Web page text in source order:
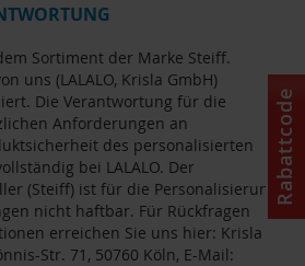
Sortiment der Marke Steiff.
uns (LALALO, Krisla GmbH)
Die Verantwortung für die
Anforderungen an
des personalisierten
bei LALALO. Der
(Steiff) ist für die Personalisierung
nicht haftbar. Für Rückfragen
erreichen Sie uns hier: Krisla
Str. 71, 50760 Köln, E-Mail:
Rabattcode